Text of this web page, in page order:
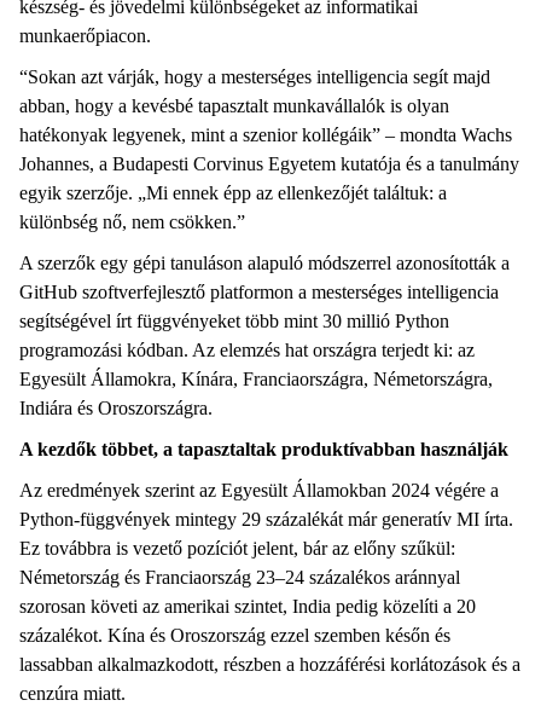
készség- és jövedelmi különbségeket az informatikai
munkaerőpiacon.
“Sokan azt várják, hogy a mesterséges intelligencia segít majd
abban, hogy a kevésbé tapasztalt munkavállalók is olyan
hatékonyak legyenek, mint a szenior kollégáik” – mondta Wachs
Johannes, a Budapesti Corvinus Egyetem kutatója és a tanulmány
egyik szerzője. „Mi ennek épp az ellenkezőjét találtuk: a
különbség nő, nem csökken.”
A szerzők egy gépi tanuláson alapuló módszerrel azonosították a
GitHub szoftverfejlesztő platformon a mesterséges intelligencia
segítségével írt függvényeket több mint 30 millió Python
programozási kódban. Az elemzés hat országra terjedt ki: az
Egyesült Államokra, Kínára, Franciaországra, Németországra,
Indiára és Oroszországra.
A kezdők többet, a tapasztaltak produktívabban használják
Az eredmények szerint az Egyesült Államokban 2024 végére a
Python-függvények mintegy 29 százalékát már generatív MI írta.
Ez továbbra is vezető pozíciót jelent, bár az előny szűkül:
Németország és Franciaország 23–24 százalékos aránnyal
szorosan követi az amerikai szintet, India pedig közelíti a 20
százalékot. Kína és Oroszország ezzel szemben későn és
lassabban alkalmazkodott, részben a hozzáférési korlátozások és a
cenzúra miatt.